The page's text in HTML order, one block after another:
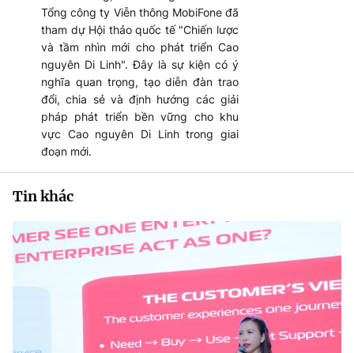
Tổng công ty Viễn thông MobiFone đã
tham dự Hội thảo quốc tế "Chiến lược
và tầm nhìn mới cho phát triển Cao
nguyên Di Linh". Đây là sự kiện có ý
nghĩa quan trọng, tạo diễn đàn trao
đổi, chia sẻ và định hướng các giải
pháp phát triển bền vững cho khu
vực Cao nguyên Di Linh trong giai
đoạn mới.
Tin khác